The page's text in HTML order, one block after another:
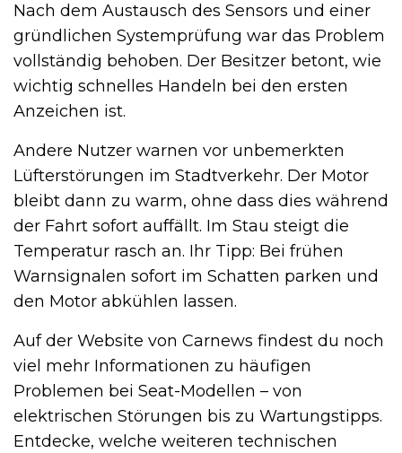
Nach dem Austausch des Sensors und einer
gründlichen Systemprüfung war das Problem
vollständig behoben. Der Besitzer betont, wie
wichtig schnelles Handeln bei den ersten
Anzeichen ist.
Andere Nutzer warnen vor unbemerkten
Lüfterstörungen im Stadtverkehr. Der Motor
bleibt dann zu warm, ohne dass dies während
der Fahrt sofort auffällt. Im Stau steigt die
Temperatur rasch an. Ihr Tipp: Bei frühen
Warnsignalen sofort im Schatten parken und
den Motor abkühlen lassen.
Auf der Website von Carnews findest du noch
viel mehr Informationen zu häufigen
Problemen bei Seat-Modellen – von
elektrischen Störungen bis zu Wartungstipps.
Entdecke, welche weiteren technischen